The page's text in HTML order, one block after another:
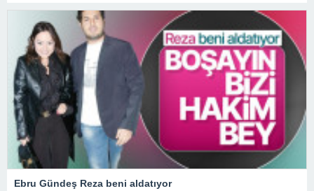
Ebru Gündeş Reza beni aldatıyor